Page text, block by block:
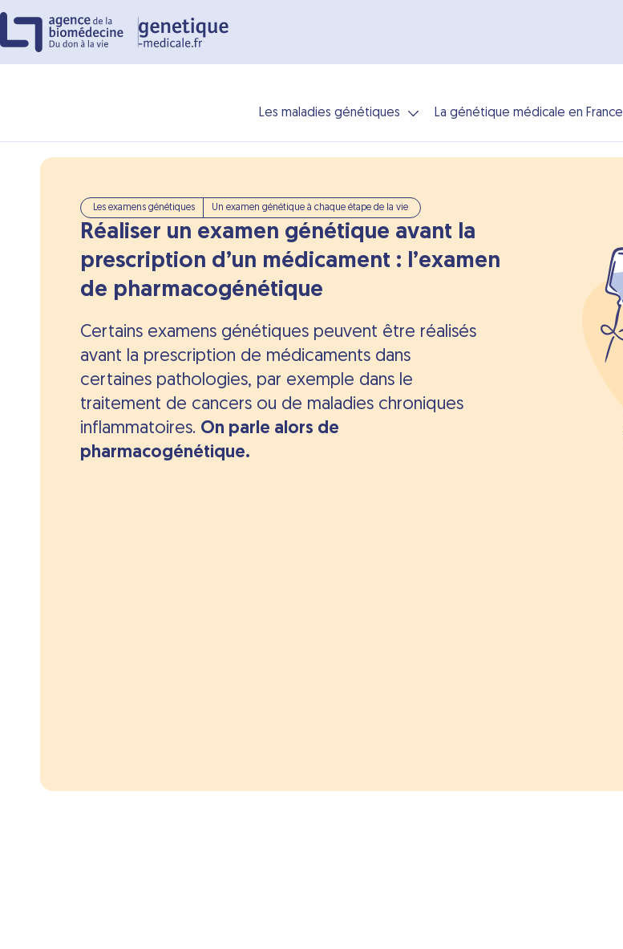
Les maladies génétiques La génétique médicale en France
Les examens génétiques Un examen génétique à chaque étape de la vie
Réaliser un examen génétique avant la
prescription d’un médicament : l’examen
de pharmacogénétique
Certains examens génétiques peuvent être réalisés
avant la prescription de médicaments dans
certaines pathologies, par exemple dans le
traitement de cancers ou de maladies chroniques
inflammatoires. On parle alors de
pharmacogénétique.